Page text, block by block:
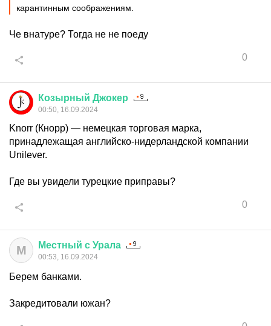
карантинным соображениям.
Че внатуре? Тогда не не поеду
0
Козырный Джокер
00:50, 16.09.2024
Knorr (Кнорр) — немецкая торговая марка,
принадлежащая английско-нидерландской компании
Unilever.
Где вы увидели турецкие приправы?
0
М Местный с Урала
00:53, 16.09.2024
Берем банками.
Закредитовали южан?